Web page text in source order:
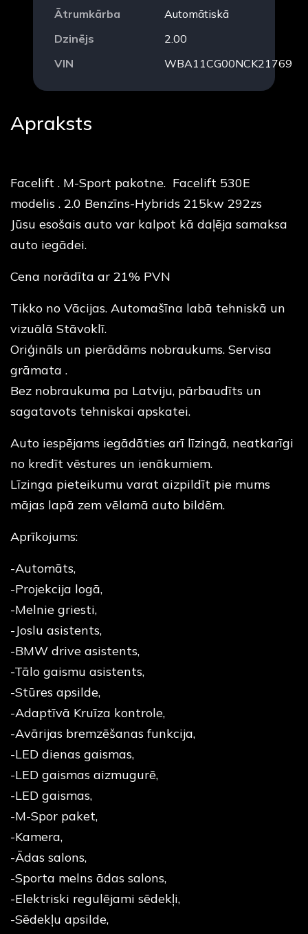
Ātrumkārba
Automātiskā
Dzinējs
2.00
VIN
WBA11CG00NCK21769
Apraksts
Facelift . M-Sport pakotne. Facelift 530E
modelis . 2.0 Benzīns-Hybrids 215kw 292zs
Jūsu esošais auto var kalpot kā daļēja samaksa
auto iegādei.
Cena norādīta ar 21% PVN
Tikko no Vācijas. Automašīna labā tehniskā un
vizuālā Stāvoklī.
Oriģināls un pierādāms nobraukums. Servisa
grāmata .
Bez nobraukuma pa Latviju, pārbaudīts un
sagatavots tehniskai apskatei.
Auto iespējams iegādāties arī līzingā, neatkarīgi
no kredīt vēstures un ienākumiem.
Līzinga pieteikumu varat aizpildīt pie mums
mājas lapā zem vēlamā auto bildēm.
Aprīkojums:
-Automāts,
-Projekcija logā,
-Melnie griesti,
-Joslu asistents,
-BMW drive asistents,
-Tālo gaismu asistents,
-Stūres apsilde,
-Adaptīvā Kruīza kontrole,
-Avārijas bremzēšanas funkcija,
-LED dienas gaismas,
-LED gaismas aizmugurē,
-LED gaismas,
-M-Spor paket,
-Kamera,
-Ādas salons,
-Sporta melns ādas salons,
-Elektriski regulējami sēdekļi,
-Sēdekļu apsilde,